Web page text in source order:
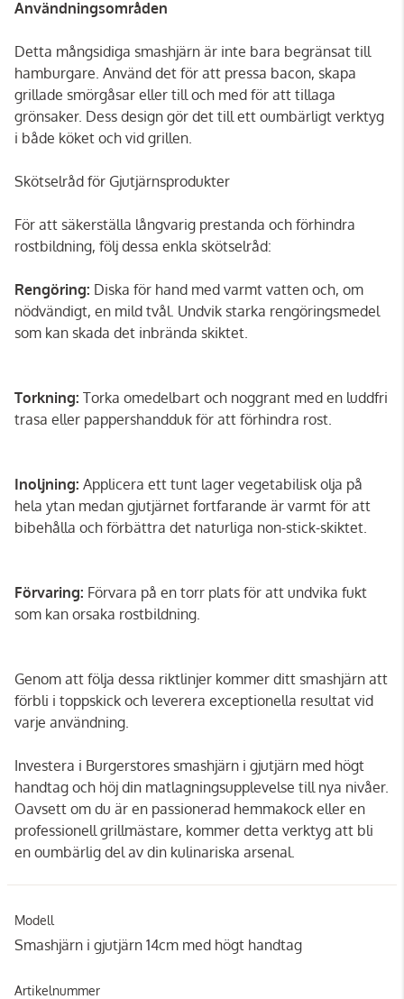
Användningsområden
Detta mångsidiga smashjärn är inte bara begränsat till
hamburgare. Använd det för att pressa bacon, skapa
grillade smörgåsar eller till och med för att tillaga
grönsaker. Dess design gör det till ett oumbärligt verktyg
i både köket och vid grillen.
Skötselråd för Gjutjärnsprodukter
För att säkerställa långvarig prestanda och förhindra
rostbildning, följ dessa enkla skötselråd:
Rengöring: Diska för hand med varmt vatten och, om
nödvändigt, en mild tvål. Undvik starka rengöringsmedel
som kan skada det inbrända skiktet.
Torkning: Torka omedelbart och noggrant med en luddfri
trasa eller pappershandduk för att förhindra rost.
Inoljning: Applicera ett tunt lager vegetabilisk olja på
hela ytan medan gjutjärnet fortfarande är varmt för att
bibehålla och förbättra det naturliga non-stick-skiktet.
Förvaring: Förvara på en torr plats för att undvika fukt
som kan orsaka rostbildning.
Genom att följa dessa riktlinjer kommer ditt smashjärn att
förbli i toppskick och leverera exceptionella resultat vid
varje användning.
Investera i Burgerstores smashjärn i gjutjärn med högt
handtag och höj din matlagningsupplevelse till nya nivåer.
Oavsett om du är en passionerad hemmakock eller en
professionell grillmästare, kommer detta verktyg att bli
en oumbärlig del av din kulinariska arsenal.
Modell
Smashjärn i gjutjärn 14cm med högt handtag
Artikelnummer